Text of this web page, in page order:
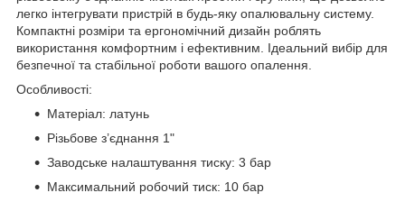
легко інтегрувати пристрій в будь-яку опалювальну систему.
Компактні розміри та ергономічний дизайн роблять
використання комфортним і ефективним. Ідеальний вибір для
безпечної та стабільної роботи вашого опалення.
Особливості:
Матеріал: латунь
Різьбове з’єднання 1"
Заводське налаштування тиску: 3 бар
Максимальний робочий тиск: 10 бар